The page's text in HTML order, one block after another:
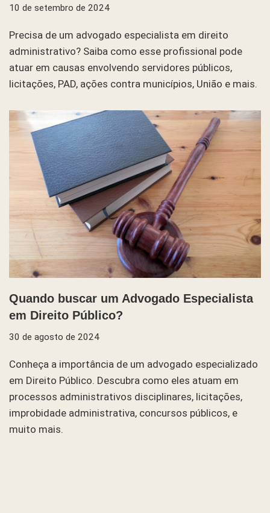
10 de setembro de 2024
Precisa de um advogado especialista em direito
administrativo? Saiba como esse profissional pode
atuar em causas envolvendo servidores públicos,
licitações, PAD, ações contra municípios, União e mais.
Quando buscar um Advogado Especialista
em Direito Público?
30 de agosto de 2024
Conheça a importância de um advogado especializado
em Direito Público. Descubra como eles atuam em
processos administrativos disciplinares, licitações,
improbidade administrativa, concursos públicos, e
muito mais.